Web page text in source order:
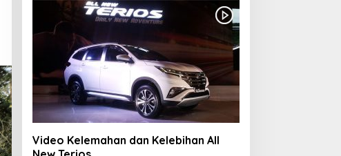
Video Kelemahan dan Kelebihan All